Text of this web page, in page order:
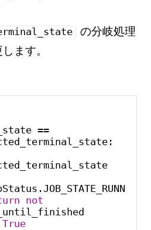
の分岐処理
ます。
current_state ==
not
True